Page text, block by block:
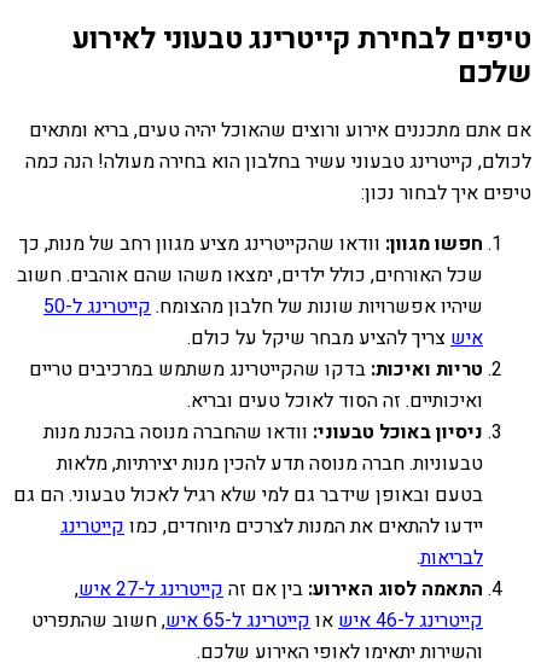
טיפים לבחירת קייטרינג טבעוני לאירוע
שלכם
אם אתם מתכננים אירוע ורוצים שהאוכל יהיה טעים, בריא ומתאים
לכולם, קייטרינג טבעוני עשיר בחלבון הוא בחירה מעולה! הנה כמה
טיפים איך לבחור נכון:
חפשו מגוון: וודאו שהקייטרינג מציע מגוון רחב של מנות, כך
שכל האורחים, כולל ילדים, ימצאו משהו שהם אוהבים. חשוב
שיהיו אפשרויות שונות של חלבון מהצומח.
קייטרינג ל-50
אישצריך להציע מבחר שיקל על כולם.
טריות ואיכות: בדקו שהקייטרינג משתמש במרכיבים טריים
ואיכותיים. זה הסוד לאוכל טעים ובריא.
ניסיון באוכל טבעוני: וודאו שהחברה מנוסה בהכנת מנות
טבעוניות. חברה מנוסה תדע להכין מנות יצירתיות, מלאות
בטעם ובאופן שידבר גם למי שלא רגיל לאכול טבעוני. הם גם
יידעו להתאים את המנות לצרכים מיוחדים, כמוקייטרינג
לבריאות.
התאמה לסוג האירוע: בין אם זהקייטרינג ל-27 איש
,
קייטרינג ל-46 איש
אוקייטרינג ל-65 איש
, חשוב שהתפריט
והשירות יתאימו לאופי האירוע שלכם.